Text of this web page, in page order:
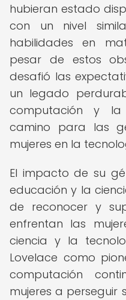
hubieran estado
con un nivel
habilidades en
pesar de estos
desafió las
un legado
computación y la
camino para las
mujeres en la
El impacto de su
educación y la
de reconocer y
enfrentan las
ciencia y la
Lovelace como
computación
mujeres a perseguir